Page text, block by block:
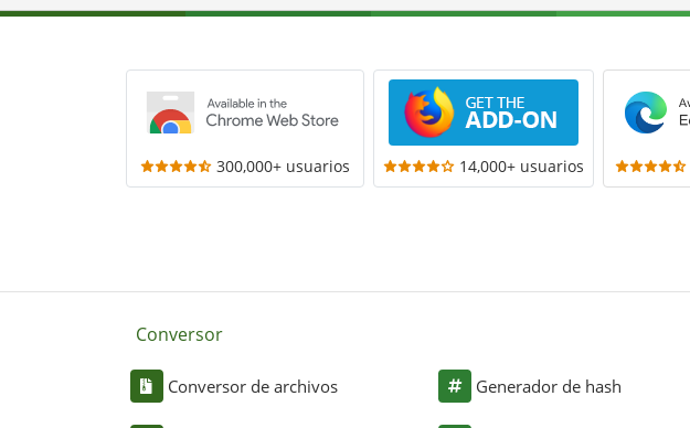
300,000+ usuarios 14,000+ usuarios
Conversor
Conversor de archivos Generador de hash